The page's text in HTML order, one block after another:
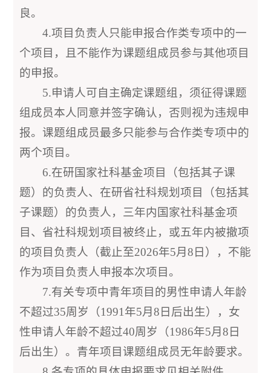
良。
4.项目负责人只能申报合作类专项中的一
个项目，且不能作为课题组成员参与其他项目
的申报。
5.申请人可自主确定课题组，须征得课题
组成员本人同意并签字确认，否则视为违规申
报。课题组成员最多只能参与合作类专项中的
两个项目。
6.在研国家社科基金项目（包括其子课
题）的负责人、在研省社科规划项目（包括其
子课题）的负责人，三年内国家社科基金项
目、省社科规划项目被终止，或五年内被撤项
的项目负责人（截止至2026年5月8日），不能
作为项目负责人申报本次项目。
7.有关专项中青年项目的男性申请人年龄
不超过35周岁（1991年5月8日后出生），女
性申请人年龄不超过40周岁（1986年5月8日
后出生）。青年项目课题组成员无年龄要求。